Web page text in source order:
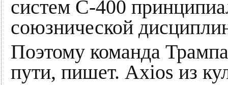
систем С-400
союзнической
Поэтому команда
пути, пишет. Axios из